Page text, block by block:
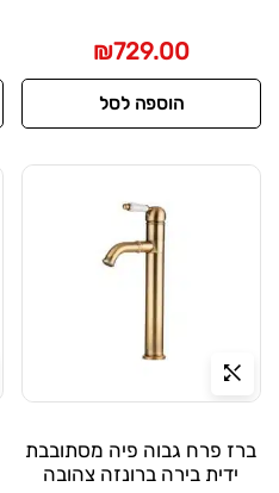
₪729.00
הוספה לסל
ברז פרח גבוה פיה מסתובבת
ידית בירה ברונזה צהובה